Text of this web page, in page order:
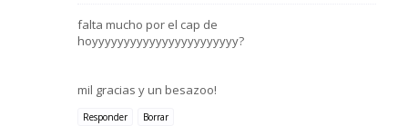
falta mucho por el cap de
hoyyyyyyyyyyyyyyyyyyyyyyy?
mil gracias y un besazoo!
Responder Borrar